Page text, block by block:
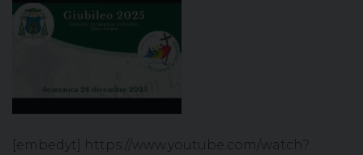
[embedyt] https://www.youtube.com/watch?